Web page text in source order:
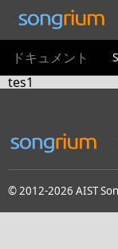
ドキュメント
tes1
© 2012-2026 AIST